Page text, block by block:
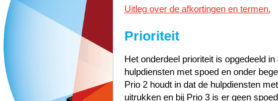
Uitleg over de afkortingen en termen.
Prioriteit
Het onderdeel prioriteit is opgedeeld
hulpdiensten met spoed en onder
Prio 2 houdt in dat de hulpdiensten
uitrukken en bij Prio 3 is er geen